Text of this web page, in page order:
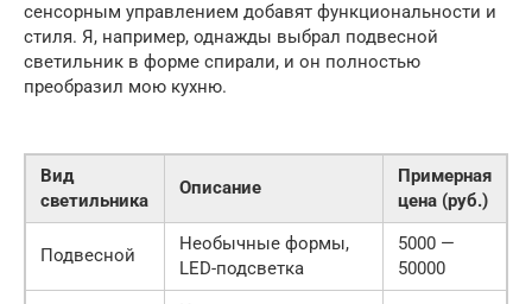
сенсорным управлением добавят функциональности и
стиля. Я, например, однажды выбрал подвесной
светильник в форме спирали, и он полностью
преобразил мою кухню.
Вид
светильника
Описание
Примерная
цена (руб.)
Подвесной
Необычные формы,
LED-подсветка
5000 —
50000